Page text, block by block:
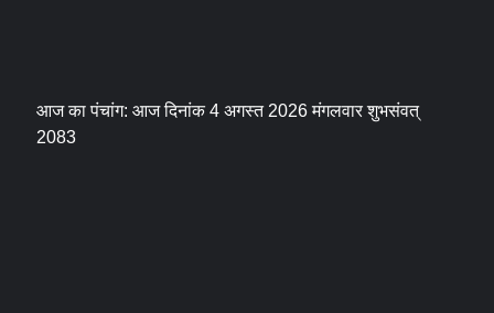
आज का पंचांग: आज दिनांक 4 अगस्त 2026 मंगलवार शुभसंवत्
2083